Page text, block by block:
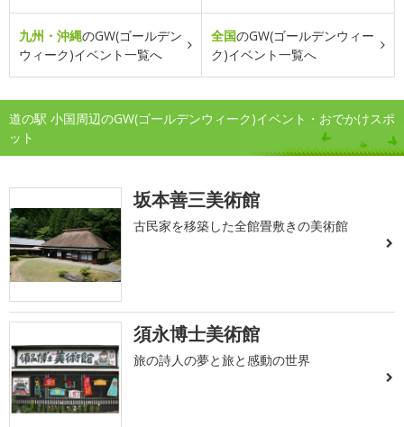
九州・沖縄のGW(ゴールデン
ウィーク)イベント一覧へ
全国のGW(ゴールデンウィー
ク)イベント一覧へ
道の駅 小国周辺のGW(ゴールデンウィーク)イベント・おでかけスポ
ット
坂本善三美術館
古民家を移築した全館畳敷きの美術館
須永博士美術館
旅の詩人の夢と旅と感動の世界